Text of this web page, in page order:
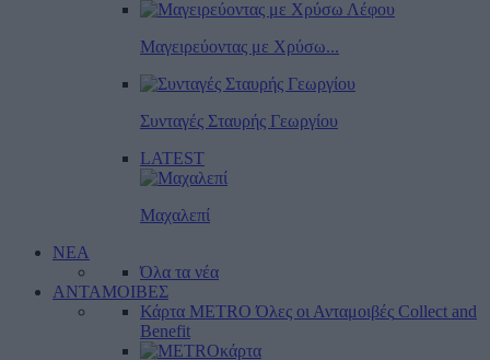
Μαγειρεύοντας με Χρύσω...
Συνταγές Σταυρής Γεωργίου
LATEST
Μαχαλεπί
ΝΕΑ
Όλα τα νέα
ΑΝΤΑΜΟΙΒΕΣ
Κάρτα METRO Όλες οι Ανταμοιβές Collect and
Benefit